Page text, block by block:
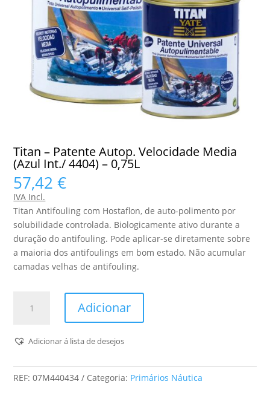
Titan – Patente Autop. Velocidade Media
(Azul Int./ 4404) – 0,75L
57,42€
IVA Incl.
Titan Antifouling com Hostaflon, de auto-polimento por
solubilidade controlada. Biologicamente ativo durante a
duração do antifouling. Pode aplicar-se diretamente sobre
a maioria dos antifoulings em bom estado. Não acumular
camadas velhas de antifouling.
-
Autop.
Velocidade
Adicionar
Adicionar á lista de desejos
REF:07M440434 Categoria: Primários Náutica